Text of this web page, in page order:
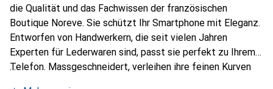
die Qualität und das Fachwissen der französischen
Boutique Noreve. Sie schützt Ihr Smartphone mit Eleganz.
Entworfen von Handwerkern, die seit vielen Jahren
Experten für Lederwaren sind, passt sie perfekt zu Ihrem
Telefon. Massgeschneidert, verleihen ihre feinen Kurven